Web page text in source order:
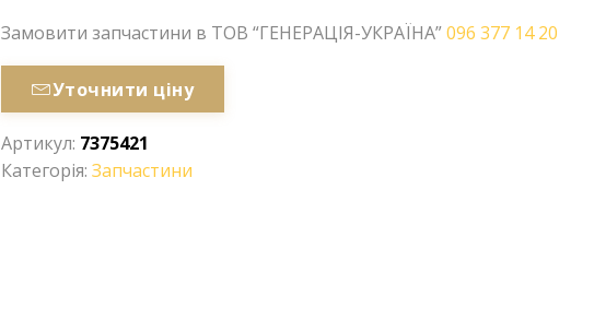
Замовити запчастини в ТОВ “ГЕНЕРАЦІЯ-УКРАЇНА”096 377 14 20
Уточнити ціну
Артикул: 7375421
Категорія:Запчастини